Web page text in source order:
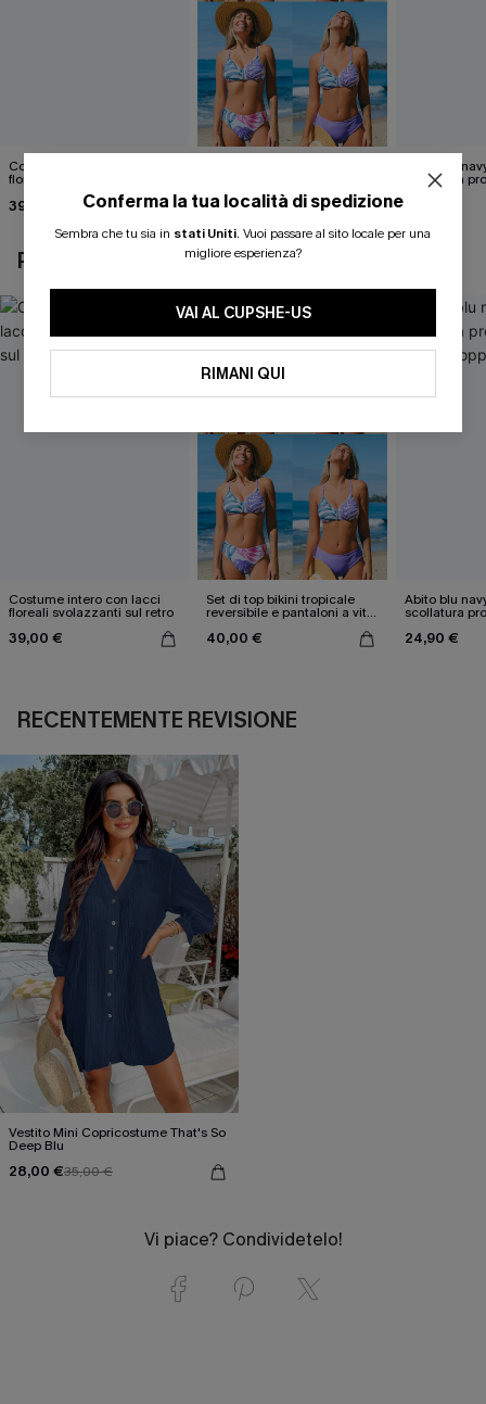
Costume intero con lacci
floreali svolazzanti sul retro
39,00 €
media
40,00 €
Abito blu
scollatura
cintura
POTREBBE INTERESSARTI ANCHE
Costume intero con lacci
floreali svolazzanti sul retro
39,00 €
Set di top bikini tropicale
reversibile e pantaloni a vita
40,00 €
Abito blu
scollatura
24,90 €
RECENTEMENTE REVISIONE
Vestito Mini Copricostume That's So
Deep Blu
28,00 €35,00 €
Vi piace? Condividetelo!
Conferma la tua località di spedizione
Sembra che tu sia in stati Uniti. Vuoi passare al sito locale per una
migliore esperienza?
VAI AL CUPSHE-US
RIMANI QUI